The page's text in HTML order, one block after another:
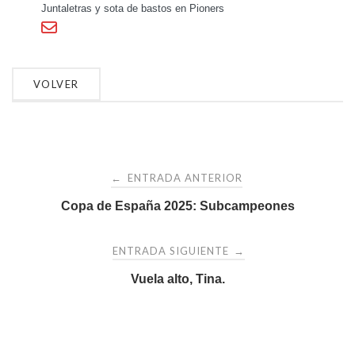
Juntaletras y sota de bastos en Pioners
← ENTRADA ANTERIOR
Copa de España 2025: Subcampeones
ENTRADA SIGUIENTE →
Vuela alto, Tina.